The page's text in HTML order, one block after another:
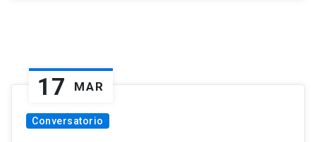
17 MAR
Conversatorio